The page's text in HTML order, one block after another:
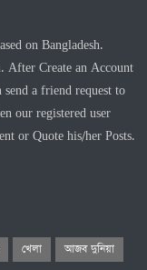
on Bangladesh.
After Create an Account
a friend request to
our registered user
or Quote his/her Posts.
খেলা আজব দুনিয়া